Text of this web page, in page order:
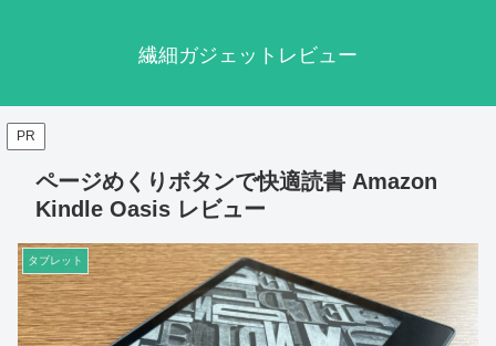
繊細ガジェットレビュー
PR
ページめくりボタンで快適読書 Amazon
Kindle Oasis レビュー
タブレット